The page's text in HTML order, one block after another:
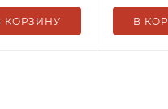
КОРЗИНУ В